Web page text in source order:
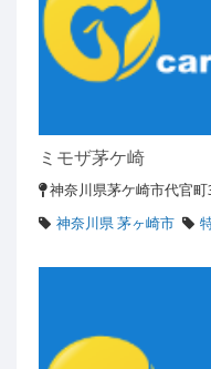
ミモザ茅ケ崎
神奈川県茅ケ崎市代官町
神奈川県 茅ヶ崎市